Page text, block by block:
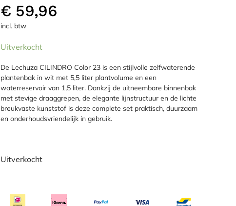
€59,96
incl. btw
Uitverkocht
De Lechuza CILINDRO Color 23 is een stijlvolle zelfwaterende
plantenbak in wit met 5,5 liter plantvolume en een
waterreservoir van 1,5 liter. Dankzij de uitneembare binnenbak
met stevige draaggrepen, de elegante lijnstructuur en de lichte
breukvaste kunststof is deze complete set praktisch, duurzaam
en onderhoudsvriendelijk in gebruik.
Uitverkocht